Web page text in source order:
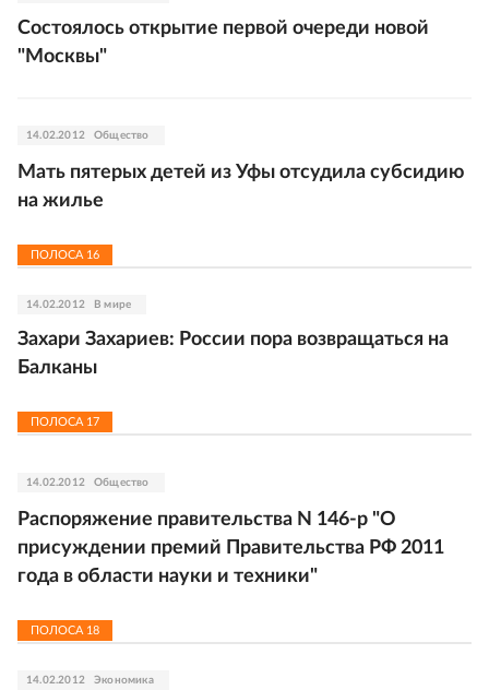
Состоялось открытие первой очереди новой
"Москвы"
14.02.2012 Общество
Мать пятерых детей из Уфы отсудила субсидию
на жилье
ПОЛОСА 16
14.02.2012 В мире
Захари Захариев: России пора возвращаться на
Балканы
ПОЛОСА 17
14.02.2012 Общество
Распоряжение правительства N 146-р "О
присуждении премий Правительства РФ 2011
года в области науки и техники"
ПОЛОСА 18
14.02.2012 Экономика